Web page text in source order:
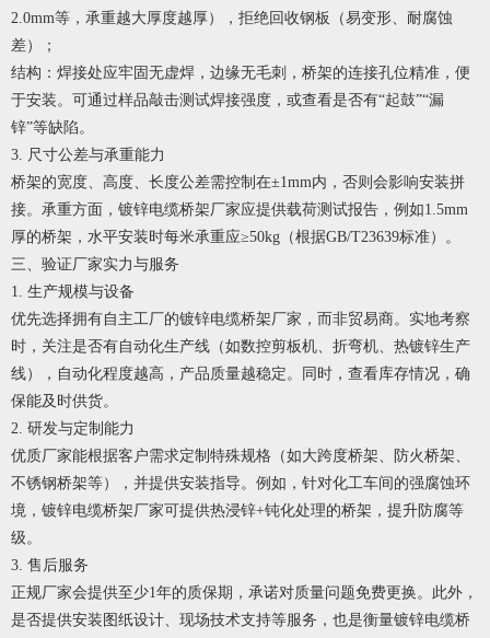
2.0mm等，承重越大厚度越厚），拒绝回收钢板（易变形、耐腐蚀
差）；
结构：焊接处应牢固无虚焊，边缘无毛刺，桥架的连接孔位精准，便
于安装。可通过样品敲击测试焊接强度，或查看是否有“起鼓”“漏
锌”等缺陷。
3. 尺寸公差与承重能力
桥架的宽度、高度、长度公差需控制在±1mm内，否则会影响安装拼
接。承重方面， 镀锌电缆桥架厂家应提供载荷测试报告，例如1.5mm
厚的桥架，水平安装时每米承重应≥50kg（根据GB/T23639标准）。
三、验证厂家实力与服务
1. 生产规模与设备
优先选择拥有自主工厂的镀锌电缆桥架厂家 ，而非贸易商。实地考察
时，关注是否有自动化生产线（如数控剪板机、折弯机、热镀锌生产
线），自动化程度越高，产品质量越稳定。同时，查看库存情况，确
保能及时供货。
2. 研发与定制能力
优质厂家能根据客户需求定制特殊规格（如大跨度桥架、防火桥架、
不锈钢桥架等），并提供安装指导。例如，针对化工车间的强腐蚀环
境， 镀锌电缆桥架厂家可提供热浸锌+钝化处理的桥架，提升防腐等
级。
3. 售后服务
正规厂家会提供至少1年的质保期，承诺对质量问题免费更换。此外，
是否提供安装图纸设计、现场技术支持等服务，也是衡量镀锌电缆桥